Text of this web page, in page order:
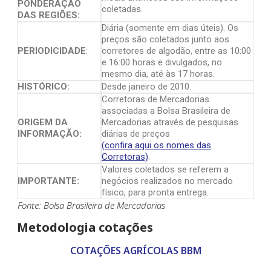
PONDERAÇÃO
DAS REGIÕES:
coletadas.
PERIODICIDADE:
Diária (somente em dias úteis). Os
preços são coletados junto aos
corretores de algodão, entre as 10:00
e 16:00 horas e divulgados, no
mesmo dia, até às 17 horas.
HISTÓRICO:
Desde janeiro de 2010.
ORIGEM DA
INFORMAÇÃO:
Corretoras de Mercadorias
associadas a Bolsa Brasileira de
Mercadorias através de pesquisas
diárias de preços
(confira aqui os nomes das
Corretoras).
IMPORTANTE:
Valores coletados se referem a
negócios realizados no mercado
físico, para pronta entrega.
Fonte: Bolsa Brasileira de Mercadorias
Metodologia cotações
COTAÇÕES AGRÍCOLAS BBM